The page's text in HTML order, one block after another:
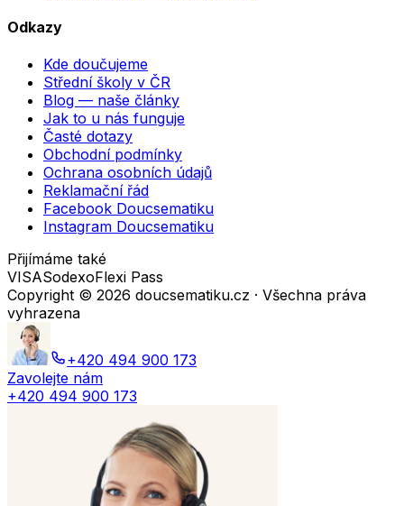
Odkazy
Kde doučujeme
Střední školy v ČR
Blog — naše články
Jak to u nás funguje
Časté dotazy
Obchodní podmínky
Ochrana osobních údajů
Reklamační řád
Facebook Doucsematiku
Instagram Doucsematiku
Přijímáme také
VISASodexoFlexi Pass
Copyright © 2026 doucsematiku.cz · Všechna práva
vyhrazena
+420 494 900 173
Zavolejte nám
+420 494 900 173